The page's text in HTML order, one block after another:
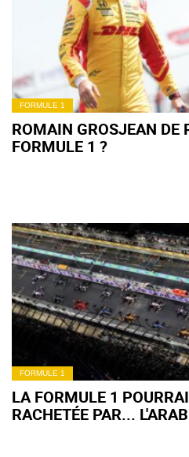
FORMULE 1
ROMAIN GROSJEAN DE
FORMULE 1 ?
FORMULE 1
LA FORMULE 1
RACHETÉE PAR...